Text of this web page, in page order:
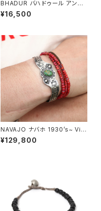
BHADUR バハドゥール アンテ
ィークターコイズ&アゲートビー
ズブレスレット #b130 日本製
¥16,500
NAVAJO ナバホ 1930’s~ Vint
age Navajo Snakes Bangle
シルバーバングル スネーク ガラ
¥129,800